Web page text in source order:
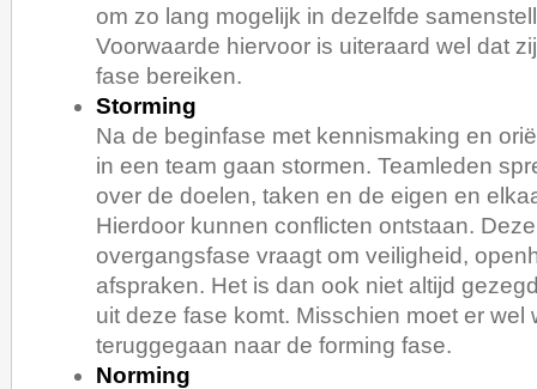
om zo lang mogelijk in dezelfde
Voorwaarde hiervoor is uiteraard wel dat
fase bereiken.
Storming
Na de beginfase met kennismaking en
in een team gaan stormen. Teamleden
over de doelen, taken en de eigen en
Hierdoor kunnen conflicten ontstaan.
overgangsfase vraagt om veiligheid,
afspraken. Het is dan ook niet altijd
uit deze fase komt. Misschien moet er wel
teruggegaan naar de forming fase.
Norming